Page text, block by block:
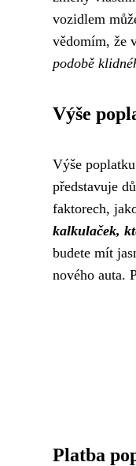
vozidlem
vědomím, že
podobě
Výše
Výše
představuje
faktorech,
kalkulaček,
budete mít
nového auta.
Platba